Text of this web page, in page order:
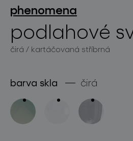
produkty
pro profesionály
phenomena
podlahové
čirá / kartáčovaná stříbrná
barva skla čirá